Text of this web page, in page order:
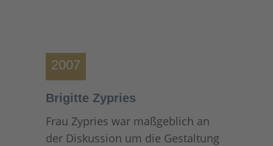
2007
Brigitte Zypries
Frau Zypries war maßgeblich an
der Diskussion um die Gestaltung